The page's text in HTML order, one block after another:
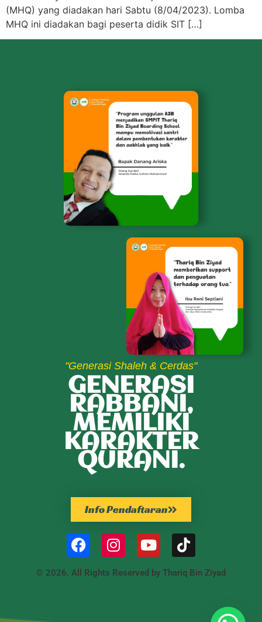
(MHQ) yang diadakan hari Sabtu (8/04/2023). Lomba
MHQ ini diadakan bagi peserta didik SIT […]
"Generasi Shaleh & Cerdas"
GENERASI
RABBANI,
MEMILIKI
KARAKTER
QURANI.
Info Pendaftaran
© 2026. All Rights Reserved by Thariq Bin Ziyad